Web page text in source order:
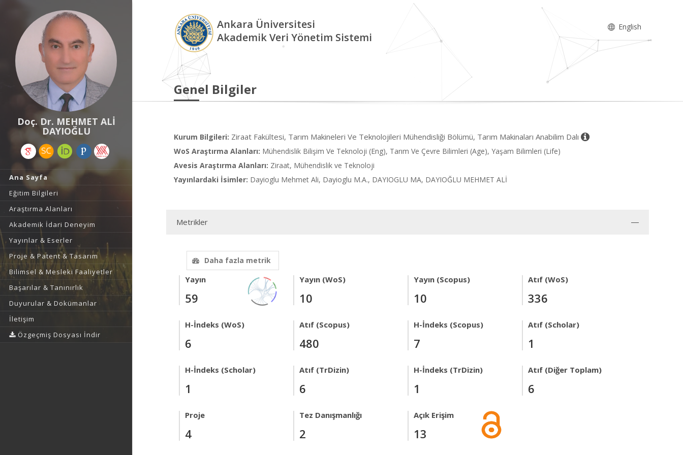
Doç. Dr. MEHMET ALİ
DAYIOĞLU
Ana Sayfa
Eğitim Bilgileri
Araştırma Alanları
Akademik İdari Deneyim
Yayınlar & Eserler
Proje & Patent & Tasarım
Bilimsel & Mesleki Faaliyetler
Başarılar & Tanınırlık
Duyurular & Dokümanlar
İletişim
Özgeçmiş Dosyası İndir
Ankara Üniversitesi
Akademik Veri Yönetim Sistemi
English
Genel Bilgiler
Kurum Bilgileri: Ziraat Fakültesi, Tarım Makineleri Ve Teknolojileri Mühendisliği Bölümü, Tarım Makinaları Anabilim Dalı
WoS Araştırma Alanları: Mühendislik Bilişim Ve Teknoloji (Eng), Tarım Ve Çevre Bilimleri (Age), Yaşam Bilimleri (Life)
Avesis Araştırma Alanları: Ziraat, Mühendislik ve Teknoloji
Yayınlardaki İsimler: Dayioglu Mehmet Ali, Dayioglu M.A., DAYIOGLU MA, DAYIOĞLU MEHMET ALİ
Metrikler
Daha fazla metrik
Yayın
59
Yayın (WoS)
10
Yayın (Scopus)
10
Atıf (WoS)
336
H-İndeks (WoS)
6
Atıf (Scopus)
480
H-İndeks (Scopus)
7
Atıf (Scholar)
1
H-İndeks (Scholar)
1
Atıf (TrDizin)
6
H-İndeks (TrDizin)
1
Atıf (Diğer Toplam)
6
Proje
4
Tez Danışmanlığı
2
Açık Erişim
13